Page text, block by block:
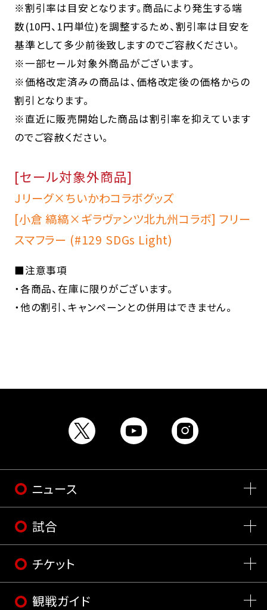
※割引率は目安となります。商品により発生する端
数(10円、1円単位)を調整するため、割引率は目安を
基準として多少前後致しますのでご容赦ください。
※一部セール対象外商品がございます。
※価格改定済みの商品は、価格改定後の価格からの
割引となります。
※直近に販売開始した商品は割引率を抑えています
のでご容赦ください。
[セール対象外商品]
Jリーグ×ちいかわコラボグッズ
[小倉 縞縞×ギラヴァンツ北九州コラボ] フリー
スマフラー (#129 SDGs Light)
■注意事項
・各商品、在庫に限りがございます。
・他の割引、キャンペーンとの併用はできません。
ニュース
試合
チケット
観戦ガイド